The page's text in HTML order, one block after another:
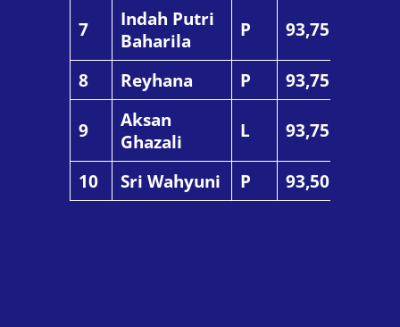
7
Indah Putri
Baharila
P 93,75
8 Reyhana P 93,75
9
Aksan
Ghazali
L 93,75
10 Sri Wahyuni P 93,50